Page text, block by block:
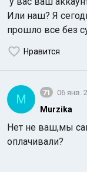
Или наш? Я
прошло все без
Нравится
M 71 06 янв.
Murzika
Нет не ваш,мы
оплачивали?